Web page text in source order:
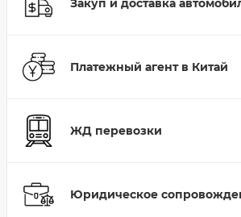
Платежный агент в Китай
ЖД перевозки
Юридическое